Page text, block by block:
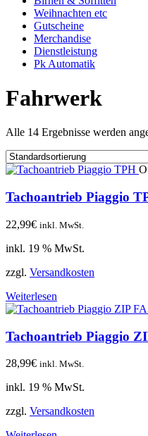
Weihnachten etc
Gutscheine
Merchandise
Dienstleistung
Pk Automatik
Fahrwerk
Alle 14 Ergebnisse werden
Tachoantrieb Piaggio
22,99€ inkl. MwSt.
inkl. 19 % MwSt.
zzgl. Versandkosten
Weiterlesen
Tachoantrieb Piaggio
28,99€ inkl. MwSt.
inkl. 19 % MwSt.
zzgl. Versandkosten